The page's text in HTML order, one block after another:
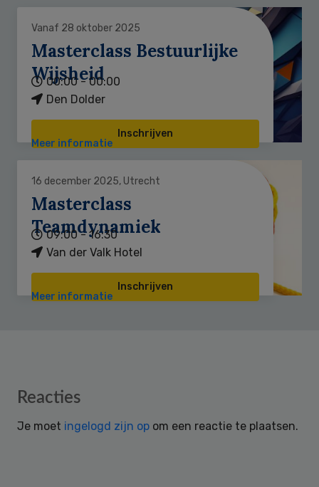
Vanaf 28 oktober 2025
Masterclass Bestuurlijke
Wijsheid
00:00 - 00:00
Den Dolder
Inschrijven
Meer informatie
16 december 2025, Utrecht
Masterclass
Teamdynamiek
09:00 - 16:30
Van der Valk Hotel
Inschrijven
Meer informatie
Reader
Reacties
Je moet ingelogd zijn op om een reactie te plaatsen.